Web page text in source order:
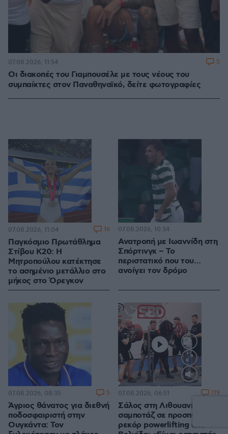
Οι διακοπές του Γιαμπουσέλε με τους νέους του
συμπαίκτες στον Παναθηναϊκό, δείτε φωτογραφίες
07.08.2026, 11:54 5
Παγκόσμιο Πρωτάθλημα
Στίβου Κ20: Η
Μητροπούλου κατέκτησε
το ασημένιο μετάλλιο στο
μήκος στο Όρεγκον
07.08.2026, 11:04 16
Ανατροπή με Ιωαννίδη στη
Σπόρτινγκ – Το
περιστατικό που του…
ανοίγει τον δρόμο
07.08.2026, 10:34
Άγριος θάνατος για διεθνή
ποδοσφαιριστή στην
Ουγκάντα: Τον
07.08.2026, 08:35 5
Loaded
100.00%
Σάλος στη Λιθουανία από
σαμποτάζ σε προσπάθεια
ρεκόρ powerlifting από
07.08.2026, 06:51 119